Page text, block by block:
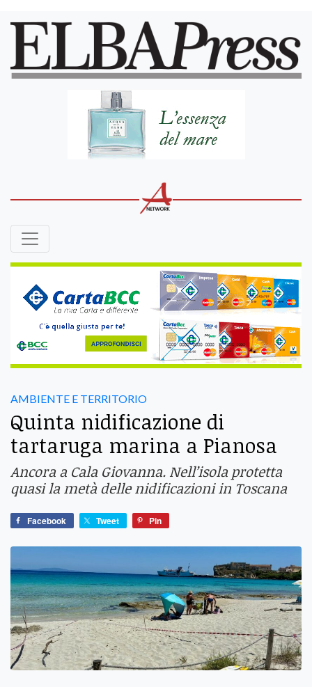
AMBIENTE E TERRITORIO
Quinta nidificazione di
tartaruga marina a Pianosa
Ancora a Cala Giovanna. Nell’isola protetta
quasi la metà delle nidificazioni in Toscana
Facebook Tweet Pin